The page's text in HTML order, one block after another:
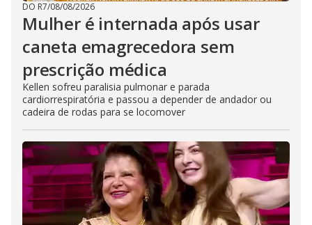
DO R7/08/08/2026
Mulher é internada após usar
caneta emagrecedora sem
prescrição médica
Kellen sofreu paralisia pulmonar e parada
cardiorrespiratória e passou a depender de andador ou
cadeira de rodas para se locomover